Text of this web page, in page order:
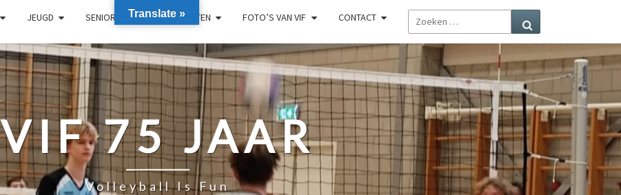
JEUGD SENIOREN RECREANTEN FOTO’S VAN VIF CONTACT
ZOEKEN
NAAR:
VIF 75 JAAR
Volleyball Is Fun
Translate »